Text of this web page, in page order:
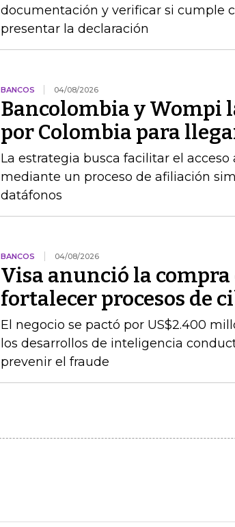
documentación y verificar si cumple
presentar la declaración
BANCOS 04/08/2026
Bancolombia y Wompi
por Colombia para
La estrategia busca facilitar el acceso
mediante un proceso de afiliación
datáfonos
BANCOS 04/08/2026
Visa anunció la compra
fortalecer procesos de
El negocio se pactó por US$2.400
los desarrollos de inteligencia
prevenir el fraude